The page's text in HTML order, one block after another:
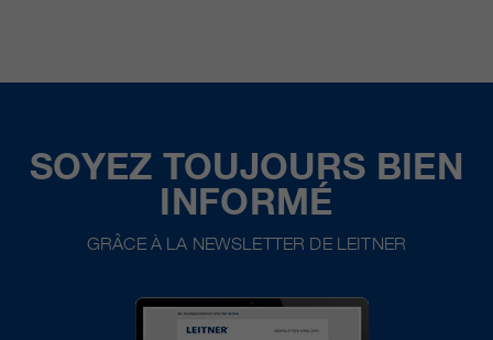
SOYEZ TOUJOURS BIEN
INFORMÉ
GRÂCE À LA NEWSLETTER DE LEITNER